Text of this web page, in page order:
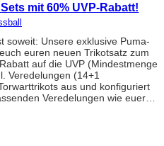
mit 60% UVP-Rabatt!
soweit: Unsere exklusive Puma-
euren neuen Trikotsatz zum
auf die UVP (Mindestmenge
Veredelungen (14+1
aus und konfiguriert
Veredelungen wie euer…